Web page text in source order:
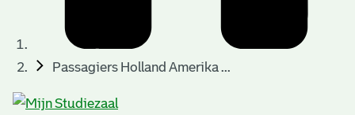
Passagiers Holland Amerika ...